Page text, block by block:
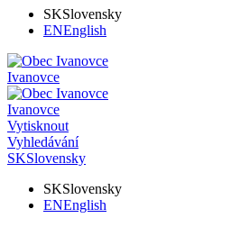
SKSlovensky
ENEnglish
Ivanovce
Ivanovce
Vytisknout
Vyhledávání
SKSlovensky
SKSlovensky
ENEnglish